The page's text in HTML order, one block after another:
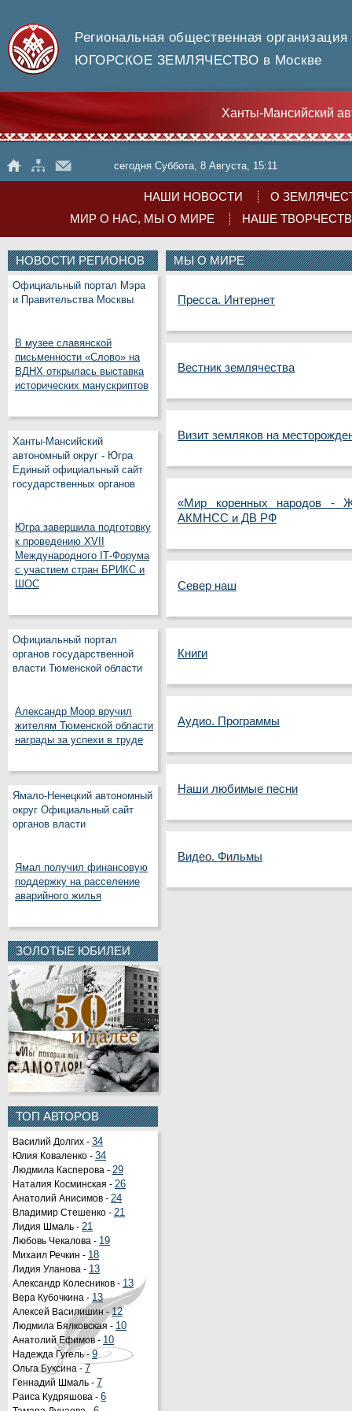
Региональная общественная организация
ЮГОРСКОЕ ЗЕМЛЯЧЕСТВО в Москве
Ханты-Мансийский
сегодня Суббота, 8 Августа, 15:11
НАШИ НОВОСТИ
О
МИР О НАС, МЫ О МИРЕ
НАШЕ
НОВОСТИ РЕГИОНОВ
Официальный портал Мэра
и Правительства Москвы
В музее славянской
письменности «Слово» на
ВДНХ открылась выставка
исторических манускриптов
Ханты-Мансийский
автономный округ - Югра
Единый официальный сайт
государственных органов
Югра завершила подготовку
к проведению XVII
Международного IT‑Форума
с участием стран БРИКС и
ШОС
Официальный портал
органов государственной
власти Тюменской области
Александр Моор вручил
жителям Тюменской области
награды за успехи в труде
Ямало-Ненецкий автономный
округ Официальный сайт
органов власти
Ямал получил финансовую
поддержку на расселение
аварийного жилья
ЗОЛОТЫЕ ЮБИЛЕИ
ТОП АВТОРОВ
Василий Долгих - 34
Юлия Коваленко - 34
Людмила Касперова - 29
Наталия Косминская - 26
Анатолий Анисимов - 24
Владимир Стешенко - 21
Лидия Шмаль - 21
Любовь Чекалова - 19
Михаил Речкин - 18
Лидия Уланова - 13
Александр Колесников - 13
Вера Кубочкина - 13
Алексей Василишин -12
Людмила Бялковская - 10
Анатолий Ефимов - 10
Надежда Гугель -9
Ольга Буксина - 7
Геннадий Шмаль - 7
Раиса Кудряшова - 6
МЫ О МИРЕ
Пресса. Интернет
Вестник землячества
Визит земляков на
«Мир коренных народов -
АКМНСС и ДВ РФ
Север наш
Книги
Аудио. Программы
Наши любимые песни
Видео. Фильмы